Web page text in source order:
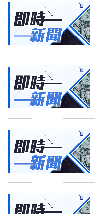
理
業
科
技
場
生
時